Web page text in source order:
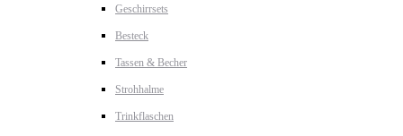
Geschirrsets
Besteck
Tassen & Becher
Strohhalme
Trinkflaschen